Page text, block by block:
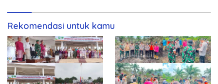
Rekomendasi untuk kamu